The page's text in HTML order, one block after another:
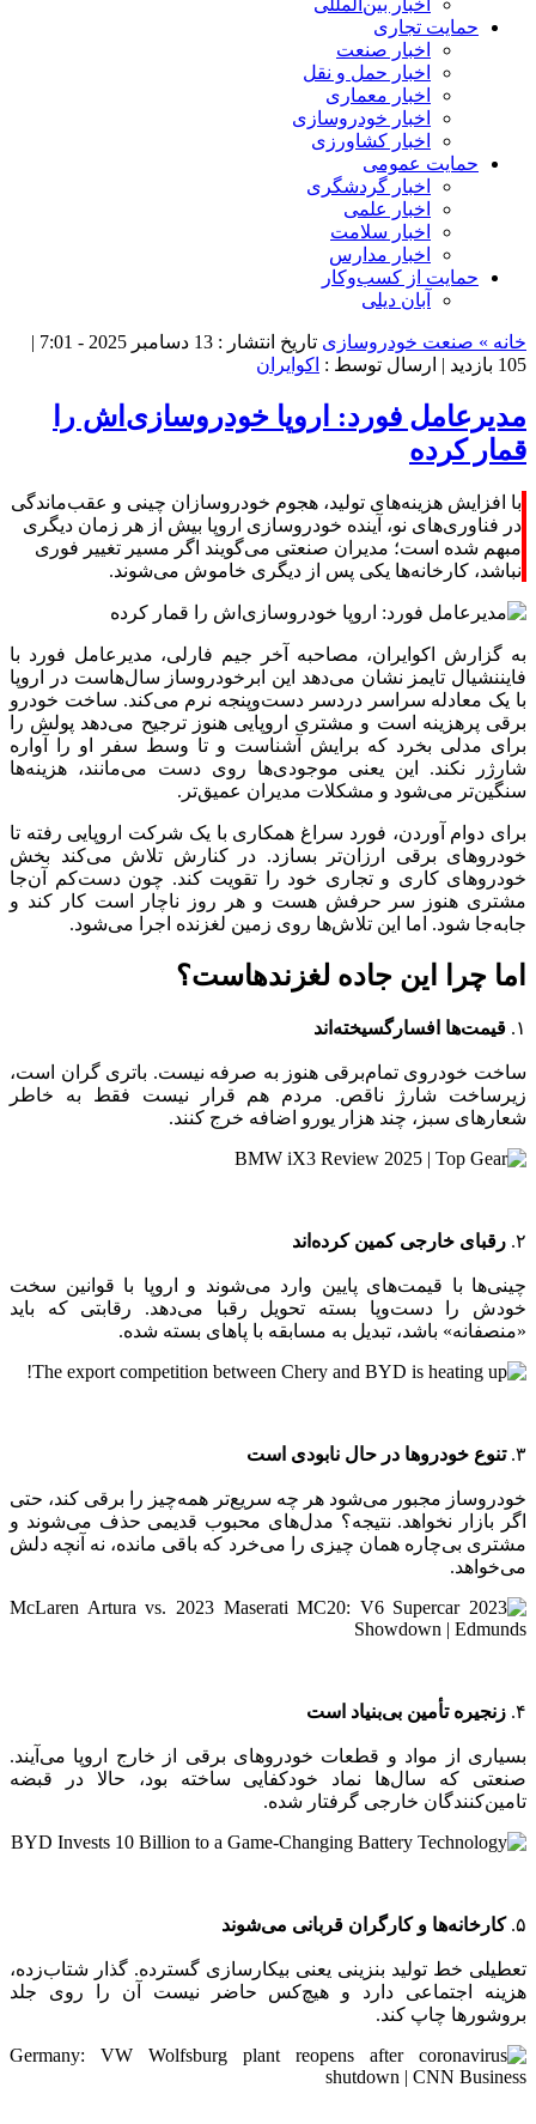
حمایت تجاری
اخبار صنعت
اخبار حمل و نقل
اخبار معماری
اخبار خودروسازی
اخبار کشاورزی
حمایت عمومی
اخبار گردشگری
اخبار علمی
اخبار سلامت
اخبار مدارس
حمایت از کسب‌وکار
آبان دیلی
خانه » صنعت خودروسازی تاریخ انتشار : 13 دسامبر 2025 - 7:01 |
105 بازدید
| ارسال توسط : اکوایران
مدیرعامل فورد: اروپا خودروسازی‌اش را
قمار کرده
با افزایش هزینه‌های تولید، هجوم خودروسازان چینی و عقب‌ماندگی
در فناوری‌های نو، آینده خودروسازی اروپا بیش از هر زمان دیگری
مبهم شده است؛ مدیران صنعتی می‌گویند اگر مسیر تغییر فوری
نباشد، کارخانه‌ها یکی پس از دیگری خاموش می‌شوند.
به گزارش اکوایران، مصاحبه آخر جیم فارلی، مدیرعامل فورد با
فایننشیال تایمز نشان می‌دهد این ابرخودروساز سال‌هاست در اروپا
با یک معادله سراسر دردسر دست‌وپنجه نرم می‌کند. ساخت خودرو
برقی پرهزینه است و مشتری اروپایی هنوز ترجیح می‌دهد پولش را
برای مدلی بخرد که برایش آشناست و تا وسط سفر او را آواره
شارژر نکند. این یعنی موجودی‌ها روی دست می‌مانند، هزینه‌ها
سنگین‌تر می‌شود و مشکلات مدیران عمیق‌تر.
برای دوام آوردن، فورد سراغ همکاری با یک شرکت اروپایی رفته تا
خودروهای برقی ارزان‌تر بسازد. در کنارش تلاش می‌کند بخش
خودروهای کاری و تجاری خود را تقویت کند. چون دست‌کم آن‌جا
مشتری هنوز سر حرفش هست و هر روز ناچار است کار کند و
جابه‌جا شود. اما این تلاش‌ها روی زمین لغزنده اجرا می‌شود.
اما چرا این جاده لغزندهاست؟
۱. قیمت‌ها افسارگسیخته‌اند
ساخت خودروی تمام‌برقی هنوز به صرفه نیست. باتری گران است،
زیرساخت شارژ ناقص. مردم هم قرار نیست فقط به خاطر
شعارهای سبز، چند هزار یورو اضافه خرج کنند.
۲. رقبای خارجی کمین کرده‌اند
چینی‌ها با قیمت‌های پایین وارد می‌شوند و اروپا با قوانین سخت
خودش را دست‌وپا بسته تحویل رقبا می‌دهد. رقابتی که باید
«منصفانه» باشد، تبدیل به مسابقه با پاهای بسته شده.
۳. تنوع خودروها در حال نابودی است
خودروساز مجبور می‌شود هر چه سریع‌تر همه‌چیز را برقی کند، حتی
اگر بازار نخواهد. نتیجه؟ مدل‌های محبوب قدیمی حذف می‌شوند و
مشتری بی‌چاره همان چیزی را می‌خرد که باقی مانده، نه آنچه دلش
می‌خواهد.
۴. زنجیره تأمین بی‌بنیاد است
بسیاری از مواد و قطعات خودروهای برقی از خارج اروپا می‌آیند.
صنعتی که سال‌ها نماد خودکفایی ساخته بود، حالا در قبضه
تامین‌کنندگان خارجی گرفتار شده.
۵. کارخانه‌ها و کارگران قربانی می‌شوند
تعطیلی خط تولید بنزینی یعنی بیکار‌سازی گسترده. گذار شتاب‌زده،
هزینه اجتماعی دارد و هیچ‌کس حاضر نیست آن را روی جلد
بروشورها چاپ کند.